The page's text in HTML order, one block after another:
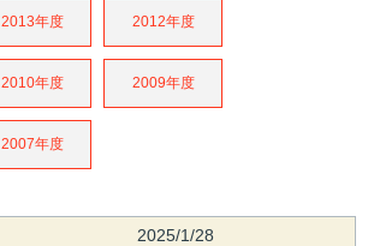
2013年度 2012年度
2010年度 2009年度
2007年度
2025/1/28